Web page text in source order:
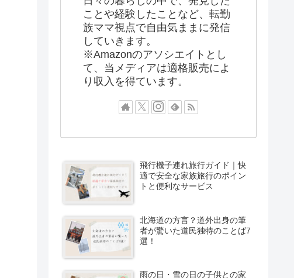
ことや経験したことなど、転勤
族ママ視点で自由気ままに発信
していきます。
※Amazonのアソシエイトとし
て、当メディアは適格販売によ
り収入を得ています。
飛行機子連れ旅行ガイド｜快
適で安全な家族旅行のポイン
トと便利なサービス
北海道の方言？道外出身の筆
者が驚いた道民独特のことば7
選！
雨の日・雪の日の子供との家